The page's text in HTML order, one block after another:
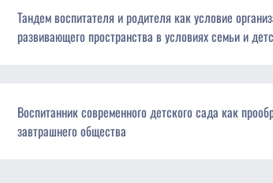
Тандем воспитателя и родителя как условие
развивающего пространства в условиях семьи и
Воспитанник современного детского сада как
завтрашнего общества